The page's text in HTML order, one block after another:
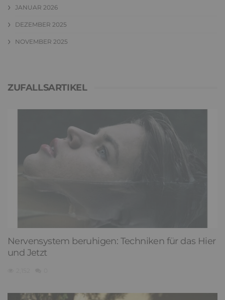
JANUAR 2026
DEZEMBER 2025
NOVEMBER 2025
ZUFALLSARTIKEL
Nervensystem beruhigen: Techniken für das Hier
und Jetzt